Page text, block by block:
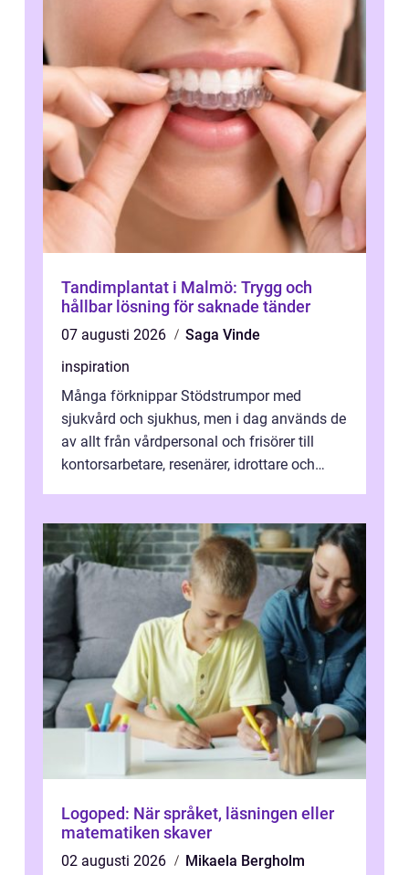
Tandimplantat i Malmö: Trygg och
hållbar lösning för saknade tänder
07 augusti 2026
Saga Vinde
inspiration
Många förknippar Stödstrumpor med
sjukvård och sjukhus, men i dag används de
av allt från vårdpersonal och frisörer till
kontorsarbetare, resenärer, idrottare och
Logoped: När språket, läsningen eller
matematiken skaver
02 augusti 2026
Mikaela Bergholm